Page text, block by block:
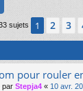
sujets 1 2 3
pour rouler
par Stepja4 « 10 avr.